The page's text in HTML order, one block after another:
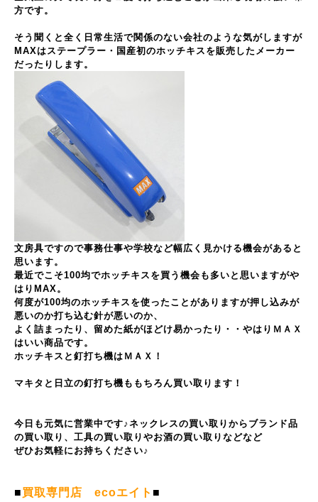
方です。
そう聞くと全く日常生活で関係のない会社のような気がしますが
MAXはステープラー・国産初のホッチキスを販売したメーカー
だったりします。
文房具ですので事務仕事や学校など幅広く見かける機会があると
思います。
最近でこそ100均でホッチキスを買う機会も多いと思いますがや
はりMAX。
何度が100均のホッチキスを使ったことがありますが押し込みが
悪いのか打ち込む針が悪いのか、
よく詰まったり、留めた紙がほどけ易かったり・・やはりＭＡＸ
はいい商品です。
ホッチキスと釘打ち機はＭＡＸ！
マキタと日立の釘打ち機ももちろん買い取ります！
今日も元気に営業中です♪ネックレスの買い取りからブランド品
の買い取り、工具の買い取りやお酒の買い取りなどなど
ぜひお気軽にお持ちください♪
■買取専門店 ecoエイト ■